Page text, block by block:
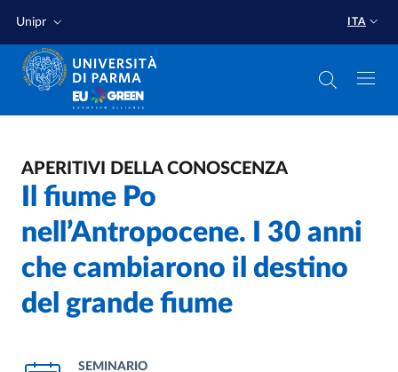
Unipr ITA
APERITIVI DELLA CONOSCENZA
Il fiume Po
nell’Antropocene. I 30 anni
che cambiarono il destino
del grande fiume
SEMINARIO